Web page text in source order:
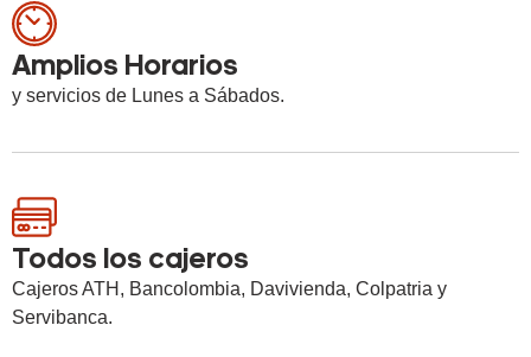
Amplios Horarios
y servicios de Lunes a Sábados.
Todos los cajeros
Cajeros ATH, Bancolombia, Davivienda, Colpatria y
Servibanca.